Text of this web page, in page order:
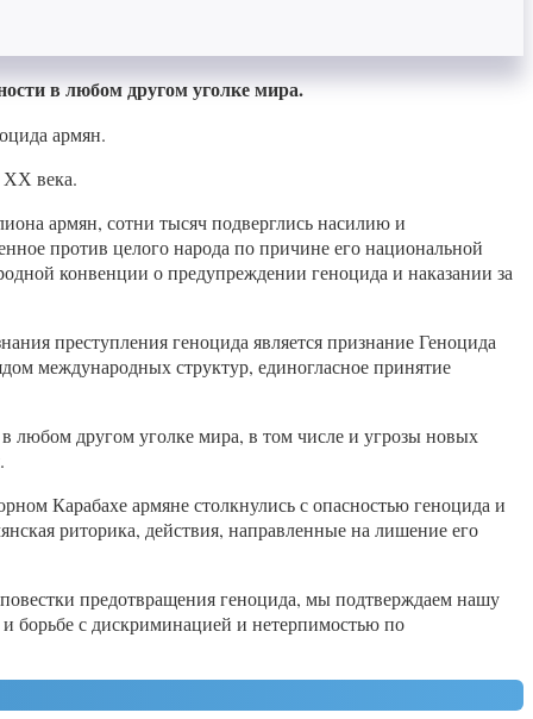
в любом другом уголке мира.
армян.
ХХ века.
армян, сотни тысяч подверглись насилию и
против целого народа по причине его национальной
конвенции о предупреждении геноцида и наказании за
преступления геноцида является признание Геноцида
международных структур, единогласное принятие
любом другом уголке мира, в том числе и угрозы новых
Карабахе армяне столкнулись с опасностью геноцида и
риторика, действия, направленные на лишение его
предотвращения геноцида, мы подтверждаем нашу
борьбе с дискриминацией и нетерпимостью по